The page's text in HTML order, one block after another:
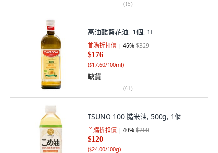
(15)
高油酸葵花油, 1個, 1L
首購折扣價 46%$329
$176
($17.60/100ml)
缺貨
(61)
TSUNO 100 糙米油, 500g, 1個
首購折扣價 40%$200
$120
($24.00/100g)